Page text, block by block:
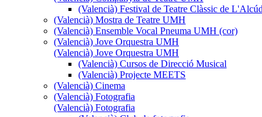
(Valencià) Festival de Teatre Clàssic de
(Valencià) Mostra de Teatre UMH
(Valencià) Ensemble Vocal Pneuma UMH (cor)
(Valencià) Jove Orquestra UMH
(Valencià) Jove Orquestra UMH
(Valencià) Cursos de Direcció Musical
(Valencià) Projecte MEETS
(Valencià) Cinema
(Valencià) Fotografia
(Valencià) Fotografia